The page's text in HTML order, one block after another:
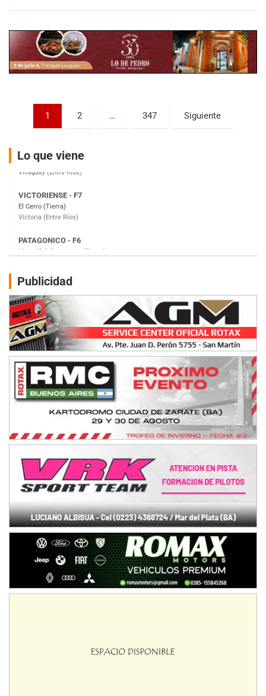
Paginación
entradas
1 2 … 347 Siguiente
Lo que viene
KDO - F6
Ciudad de Trenque Lauquen (Asfalto)
Trenque Lauquen (Buenos Aires)
Parque de la Velocidad (Asfalto)
Villaguay (Entre Ríos)
El Cerro (Tierra)
Victoria (Entre Ríos)
Moto Club Reginense (Tierra)
Gral. E. Godoy (Río Negro)
Juventud Unida (Tierra)
NORESTE SANTAFESINO - F6
Ciudad de Avellaneda (Asfalto)
Avellaneda (Santa Fe)
SUR SANTAFESINO - F4
José Samuel Sánchez (Tierra)
Rufino (Santa Fe)
TUCUMANO - F5
Juan Navarro (Asfalto)
El Timbó (Tucumán)
COBERTURA ESPECIAL DE E-KART.COM.AR
IAME SERIES ARGENTINA 6
Baradero (Buenos Aires)
KDO - F6
Trenque Lauquen (Buenos Aires)
ENTRERRIANO - F6 (POSTERGADA)
Parque de la Velocidad (Asfalto)
Villaguay (Entre Ríos)
VICTORIENSE - F7
El Cerro (Tierra)
Publicidad